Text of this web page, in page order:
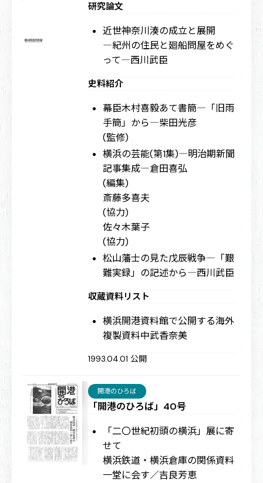
研究論文
近世神奈川湊の成立と展開
―紀州の住民と廻船問屋をめぐ
って―西川武臣
史料紹介
幕臣木村喜毅あて書簡―「旧雨
手簡」から―柴田光彦
(監修)
横浜の芸能(第1集)―明治期新聞
記事集成―倉田喜弘
(編集)
斎藤多喜夫
(協力)
佐々木葉子
(協力)
松山藩士の見た戊辰戦争―「艱
難実録」の記述から―西川武臣
収蔵資料リスト
横浜開港資料館で公開する海外
複製資料中武香奈美
1993.04.01 公開
「開港のひろば」40号
開港のひろば
「二〇世紀初頭の横浜」展に寄
せて
横浜鉄道・横浜倉庫の関係資料
一堂に会す／吉良芳恵